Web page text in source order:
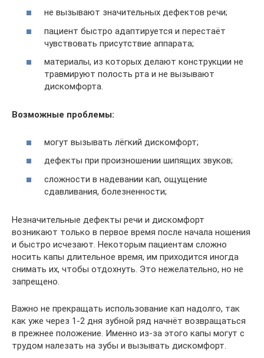
не вызывают значительных дефектов речи;
пациент быстро адаптируется и перестаёт
чувствовать присутствие аппарата;
материалы, из которых делают конструкции не
травмируют полость рта и не вызывают
дискомфорта.
Возможные проблемы:
могут вызывать лёгкий дискомфорт;
дефекты при произношении шипящих звуков;
сложности в надевании кап, ощущение
сдавливания, болезненности;
Незначительные дефекты речи и дискомфорт
возникают только в первое время после начала ношения
и быстро исчезают. Некоторым пациентам сложно
носить капы длительное время, им приходится иногда
снимать их, чтобы отдохнуть. Это нежелательно, но не
запрещено.
Важно не прекращать использование кап надолго, так
как уже через 1-2 дня зубной ряд начнёт возвращаться
в прежнее положение. Именно из-за этого капы могут с
трудом налезать на зубы и вызывать дискомфорт.